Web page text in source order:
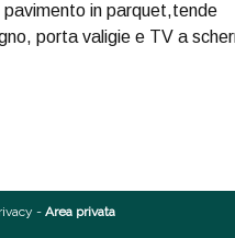
in parquet,tende
porta valigie e TV a
- Area privata